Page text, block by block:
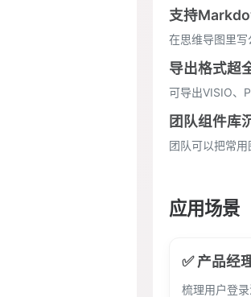
支持
在思维导图里写
导出格式超
可导出VISIO、
团队组件库
团队可以把常用
应用场景
✅ 产品经
梳理用户登